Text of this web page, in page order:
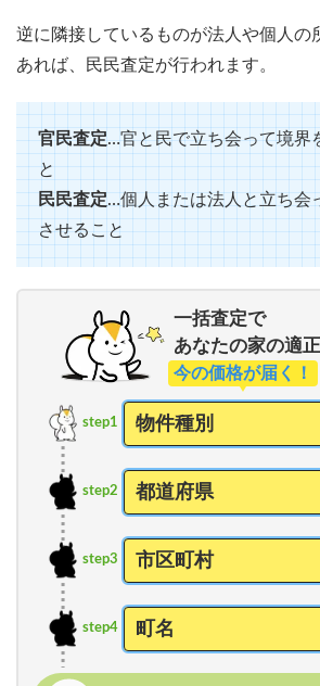
逆に隣接しているものが法人や個人の
あれば、民民査定が行われます。
官民査定…官と民で立ち会って境界
と
民民査定…個人または法人と立ち会
させること
一括査定で
あなたの家の適
今の価格が届く！
step1
step2
step3
step4